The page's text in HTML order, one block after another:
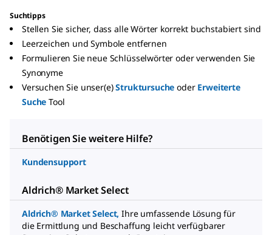
Suchtipps
Stellen Sie sicher, dass alle Wörter korrekt buchstabiert sind
Leerzeichen und Symbole entfernen
Formulieren Sie neue Schlüsselwörter oder verwenden Sie
Synonyme
Versuchen Sie unser(e) Struktursuche oder Erweiterte
Suche Tool
Benötigen Sie weitere Hilfe?
Kundensupport
Aldrich® Market Select
Aldrich® Market Select, Ihre umfassende Lösung für
die Ermittlung und Beschaffung leicht verfügbarer